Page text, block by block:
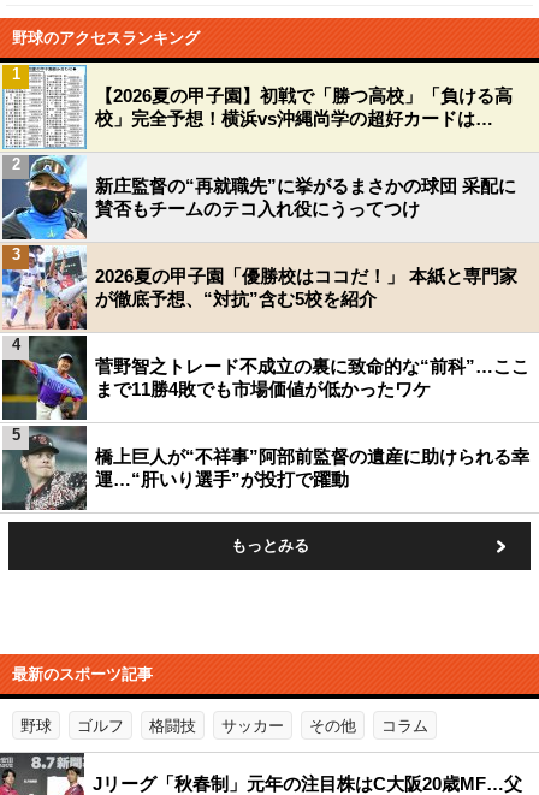
野球のアクセスランキング
【2026夏の甲子園】初戦で「勝つ高校」「負ける高
校」完全予想！横浜vs沖縄尚学の超好カードは…
1
新庄監督の“再就職先”に挙がるまさかの球団 采配に
賛否もチームのテコ入れ役にうってつけ
2
2026夏の甲子園「優勝校はココだ！」 本紙と専門家
が徹底予想、“対抗”含む5校を紹介
3
菅野智之トレード不成立の裏に致命的な“前科”…ここ
まで11勝4敗でも市場価値が低かったワケ
4
橋上巨人が“不祥事”阿部前監督の遺産に助けられる幸
運…“肝いり選手”が投打で躍動
5
もっとみる
最新のスポーツ記事
野球 ゴルフ 格闘技 サッカー その他 コラム
Jリーグ「秋春制」元年の注目株はC大阪20歳MF…父